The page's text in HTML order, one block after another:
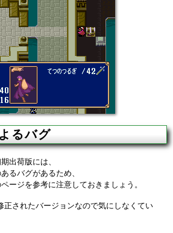
るバグ
出荷版には、
るバグがあるため、
ージを参考に注意しておきましょう。
正されたバージョンなので気にしなくてい